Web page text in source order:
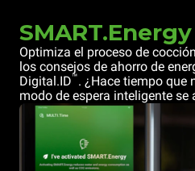
SMART.Energy
Optimiza el proceso de
los consejos de ahorro de
Digital.ID™. ¿Hace tiempo que
modo de espera inteligente